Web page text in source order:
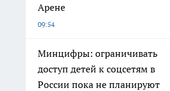
Арене
09:54
Минцифры: ограничивать
доступ детей к соцсетям в
России пока не планируют